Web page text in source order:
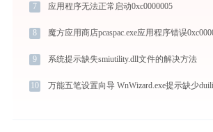
7 应用程序无法正常启动0xc0000005
8 魔方应用商店pcaspac.exe应用程序错误
9 系统提示缺失smiutility.dll文件的解决方法
10